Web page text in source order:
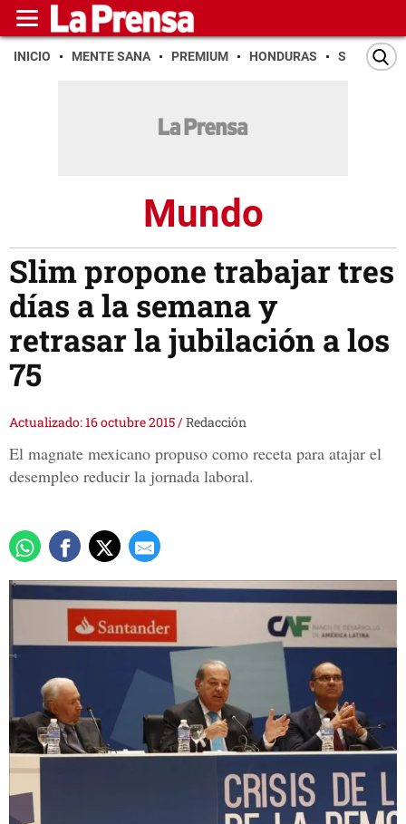
INICIO MENTE SANA PREMIUM HONDURAS SAN PEDRO
Mundo
Slim propone trabajar tres
días a la semana y
retrasar la jubilación a los
75
Actualizado: 16 octubre 2015/Redacción
El magnate mexicano propuso como receta para atajar el
desempleo reducir la jornada laboral.